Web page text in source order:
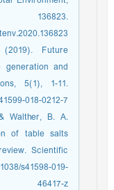
Future
generation and
5(1), 1-11.
018-0212-7
Walther, B. A.
of table salts
Scientific
s41598-019-
46417-z